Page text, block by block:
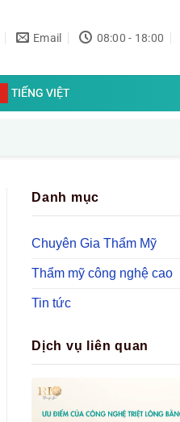
Email 08:00 - 18:00
TIẾNG VIỆT
Danh mục
Chuyên Gia Thẩm Mỹ
Thẩm mỹ công nghệ cao
Tin tức
Dịch vụ liên quan